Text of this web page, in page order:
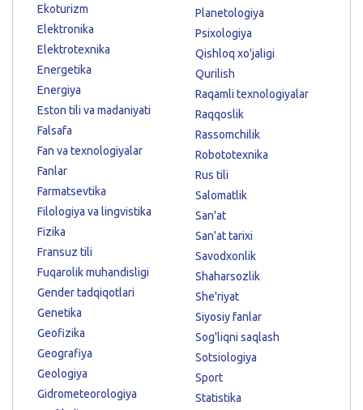
Ekoturizm
Elektronika
Elektrotexnika
Energetika
Energiya
Eston tili va madaniyati
Falsafa
Fan va texnologiyalar
Fanlar
Farmatsevtika
Filologiya va lingvistika
Fizika
Fransuz tili
Fuqarolik muhandisligi
Gender tadqiqotlari
Genetika
Geofizika
Geografiya
Geologiya
Gidrometeorologiya
Planetologiya
Psixologiya
Qishloq xo'jaligi
Qurilish
Raqamli texnologiyalar
Raqqoslik
Rassomchilik
Robototexnika
Rus tili
Salomatlik
San'at
San'at tarixi
Savodxonlik
Shaharsozlik
She'riyat
Siyosiy fanlar
Sog'liqni saqlash
Sotsiologiya
Sport
Statistika